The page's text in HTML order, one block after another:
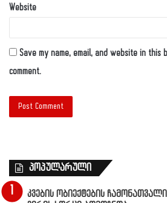
Website
Save my name, email, and website in
comment.
პოპულარული
კვების ობიექტების